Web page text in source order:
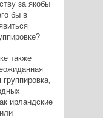
за якобы
бы в
также
ирландские